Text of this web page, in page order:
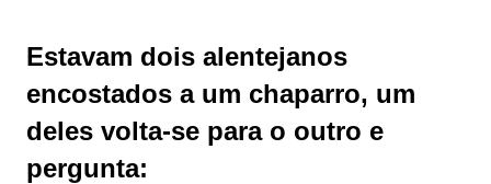
Estavam dois alentejanos
encostados a um chaparro, um
deles volta-se para o outro e
pergunta: